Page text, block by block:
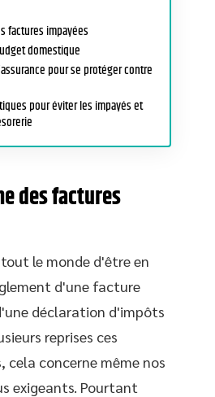
factures impayées
domestique
pour se protéger contre
pour éviter les impayés et
des factures
le monde d'être en
d'une facture
déclaration d'impôts
reprises ces
cela concerne même nos
exigeants. Pourtant